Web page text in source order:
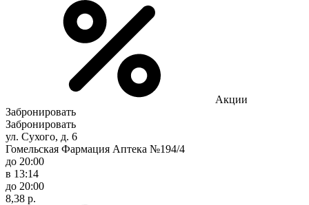
Акции
Забронировать
Забронировать
ул. Сухого, д. 6
Гомельская Фармация Аптека №194/4
до 20:00
в 13:14
до 20:00
8,38 р.